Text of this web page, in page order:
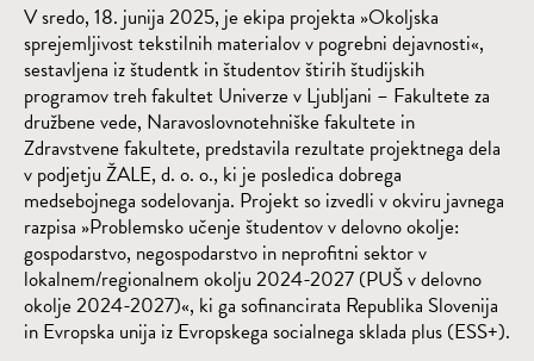
V sredo, 18. junija 2025, je ekipa projekta »Okoljska
sprejemljivost tekstilnih materialov v pogrebni dejavnosti«,
sestavljena iz študentk in študentov štirih študijskih
programov treh fakultet Univerze v Ljubljani – Fakultete za
družbene vede, Naravoslovnotehniške fakultete in
Zdravstvene fakultete, predstavila rezultate projektnega dela
v podjetju ŽALE, d. o. o., ki je posledica dobrega
medsebojnega sodelovanja. Projekt so izvedli v okviru javnega
razpisa »Problemsko učenje študentov v delovno okolje:
gospodarstvo, negospodarstvo in neprofitni sektor v
lokalnem/regionalnem okolju 2024-2027 (PUŠ v delovno
okolje 2024-2027)«, ki ga sofinancirata Republika Slovenija
in Evropska unija iz Evropskega socialnega sklada plus (ESS+).